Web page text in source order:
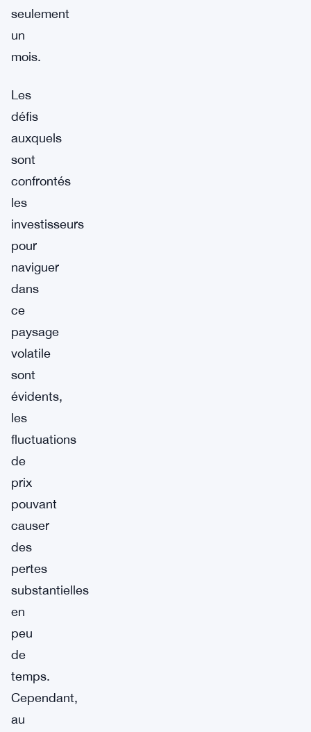
seulement
un
mois.
Les
défis
auxquels
sont
confrontés
les
investisseurs
pour
naviguer
dans
ce
paysage
volatile
sont
évidents,
les
fluctuations
de
prix
pouvant
causer
des
pertes
substantielles
en
peu
de
temps.
Cependant,
au